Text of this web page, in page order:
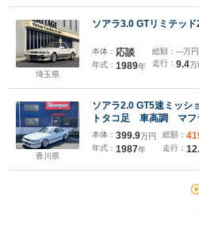
埼玉県
ソアラ3.0 GTリミテッ
本体： 応談
年式： 1989年
総額： ---万円
走行： 9.4万
香川県
ソアラ2.0 GT5速ミッ
トタコ足 車高調 マフ
ペーサー上 外装同色全
ー ミラーベースカバー
本体： 399.9万円
年式： 1987年
総額：
走行：